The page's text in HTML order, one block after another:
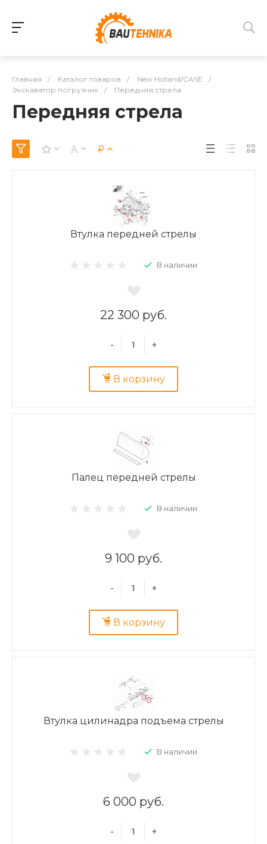
Главная / Каталог товаров / New Holland/CASE
/
Экскаватор погрузчик
/ Передняя стрела
Передняя стрела
Втулка передней стрелы
В наличии
22 300 руб.
- +
В корзину
Палец передней стрелы
В наличии
9 100 руб.
- +
В корзину
Втулка цилинадра подъема стрелы
В наличии
6 000 руб.
- +